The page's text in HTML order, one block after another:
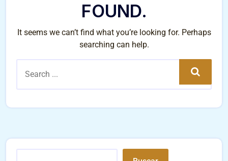
FOUND.
It seems we can’t find what you’re looking for. Perhaps
searching can help.
Search